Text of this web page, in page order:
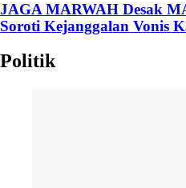
JAGA MARWAH Desak
Soroti Kejanggalan Vonis
Politik